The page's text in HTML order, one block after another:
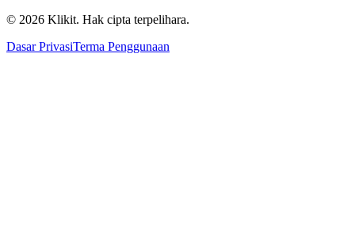
© 2026 Klikit. Hak cipta terpelihara.
Dasar PrivasiTerma Penggunaan